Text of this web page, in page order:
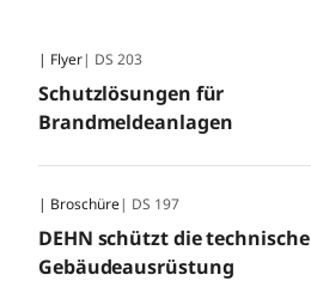
| Flyer| DS 203
Schutzlösungen für
Brandmeldeanlagen
| Broschüre| DS 197
DEHN schützt die technische
Gebäudeausrüstung